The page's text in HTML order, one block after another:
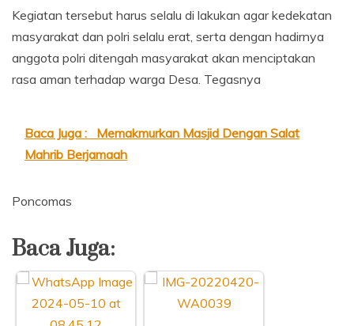
Kegiatan tersebut harus selalu di lakukan agar kedekatan
masyarakat dan polri selalu erat, serta dengan hadirnya
anggota polri ditengah masyarakat akan menciptakan
rasa aman terhadap warga Desa. Tegasnya
Baca Juga :
Memakmurkan Masjid Dengan Salat
Mahrib Berjamaah
Poncomas
Baca Juga: